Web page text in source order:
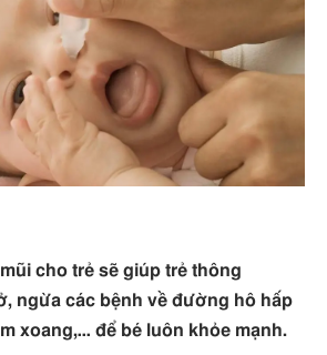
cho trẻ sẽ giúp trẻ thông
ngừa các bệnh về đường hô hấp
xoang,… để bé luôn khỏe mạnh.